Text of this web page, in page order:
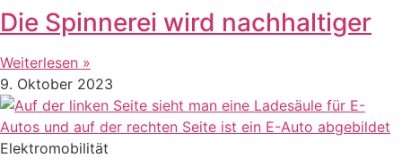
Die Spinnerei wird nachhaltiger
Weiterlesen »
9. Oktober 2023
Elektromobilität